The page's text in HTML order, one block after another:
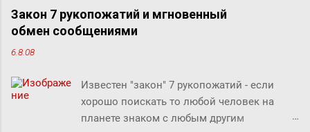
Малыш, но фрекен Бок прервала его жестким окриком: ―
Я сказала, отвечай ― да или нет! На простой вопрос
всегда можно ответить «да» или «нет», по-моему, это не
трудно. ― Представь себе, трудно, ― вмешался Карлсон.
убедишься. Вот, слушай! Ты перестала пить коньяк по
утрам, отвечай ― да или нет? У фрекен Бок перехватило
дыхание, казалось, она вот-вот упадет без чувств. Она
Закон 7 рукопожатий и мгновенный
обмен сообщениями
6.8.08
Известен "закон" 7 рукопожатий - если
хорошо поискать то любой человек на
планете знаком с любым другим